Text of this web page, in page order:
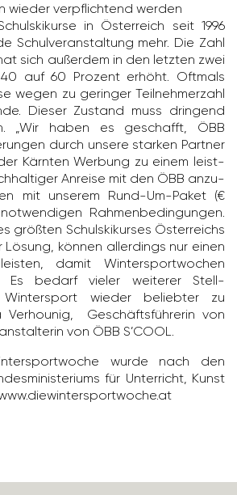
wieder verpflich­tend werden
in Öster­reich seit 1996
Schul­ver­an­stal­tung mehr. Die Zahl
sich außerdem in den letzten zwei
auf 60 Prozent erhöht. Oftmals
wegen zu geringer Teil­neh­mer­zahl
Dieser Zustand muss drin­gend
„Wir haben es geschafft, ÖBB
durch unsere starken Partner
Kärnten Werbung zu einem leist­
Anreise mit den ÖBB anzu­
mit unserem Rund-Um-Paket (€
Rahmen­be­din­gungen.
größten Schul­ski­kurses Öster­reichs
Lösung, können aller­dings nur einen
damit Winter­sport­wo­chen
Es bedarf vieler weiterer Stell­
wieder beliebter zu
Verhounig, Geschäfts­füh­rerin von
von ÖBB S’COOL.
wurde nach den
für Unter­richt, Kunst